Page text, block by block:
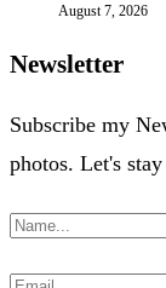
August 7, 2026
Newsletter
Subscribe my
photos. Let's